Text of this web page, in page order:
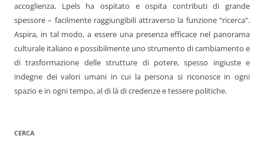
accoglienza, Lpels ha ospitato e ospita contributi di grande
spessore – facilmente raggiungibili attraverso la funzione “ricerca”.
Aspira, in tal modo, a essere una presenza efficace nel panorama
culturale italiano e possibilmente uno strumento di cambiamento e
di trasformazione delle strutture di potere, spesso ingiuste e
indegne dei valori umani in cui la persona si riconosce in ogni
spazio e in ogni tempo, al di là di credenze e tessere politiche.
CERCA